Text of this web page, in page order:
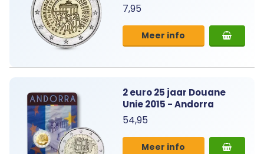
7,95
Meer info
2 euro 25 jaar Douane
Unie 2015 - Andorra
54,95
Meer info